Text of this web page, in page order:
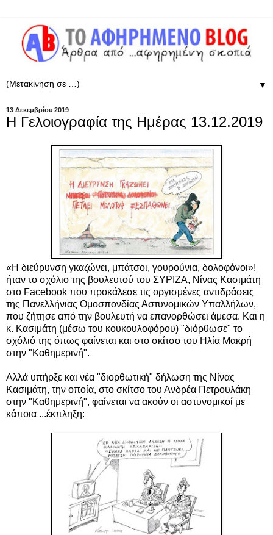
▼
13 Δεκεμβρίου 2019
Η Γελοιογραφία της Ημέρας 13.12.2019
«Η διεύρυνση γκαζώνει, μπάτσοι, γουρούνια, δολοφόνοι»!
ήταν το σχόλιο της βουλευτού του ΣΥΡΙΖΑ, Νίνας Κασιμάτη
στο Facebook που προκάλεσε τις οργισμένες αντιδράσεις
της Πανελλήνιας Ομοσπονδίας Αστυνομικών Υπαλλήλων,
που ζήτησε από την βουλευτή να επανορθώσει άμεσα. Και η
κ. Κασιμάτη (μέσω του κουκουλοφόρου) "διόρθωσε" το
σχόλιό της όπως φαίνεται και στο σκίτσο του Ηλία Μακρή
στην "Καθημερινή".
Αλλά υπήρξε και νέα "διορθωτική" δήλωση της Νίνας
Κασιμάτη, την οποία, στο σκίτσο του Ανδρέα Πετρουλάκη
στην "Καθημερινή", φαίνεται να ακούν οι αστυνομικοί με
κάποια ...έκπληξη: